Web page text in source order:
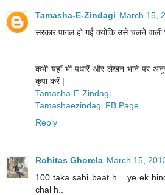
Tamasha-E-Zindagi March 15,
सरकार पागल हो गई क्योंकि उसे चलने
कभी यहाँ भी पधारें और लेखन भाने पर
कृपा करें |
Tamasha-E-Zindagi
Tamashaezindagi FB Page
Reply
Rohitas Ghorela March 15,
100 taka sahi baat h ...ye ek
chal h..